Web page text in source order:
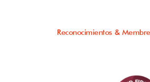
Reconocimientos &